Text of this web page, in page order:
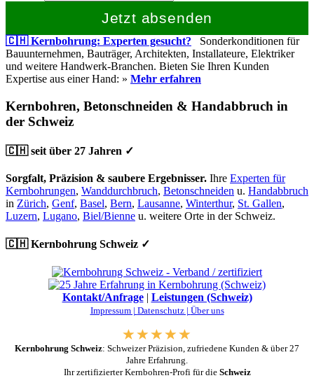
Jetzt absenden
🇨🇭 Kernbohrung: Experten gesucht? Sonderkonditionen für
Bauunternehmen, Bauträger, Architekten, Installateure, Elektriker
und weitere Handwerk-Branchen. Bieten Sie Ihren Kunden
Expertise aus einer Hand: » Mehr erfahren
Kernbohren, Betonschneiden & Handabbruch in
der Schweiz
🇨🇭 seit über 27 Jahren ✓
Sorgfalt, Präzision & saubere Ergebnisser. Ihre Experten für
Kernbohrungen, Wanddurchbruch, Betonschneiden u. Handabbruch
in Zürich, Genf, Basel, Bern, Lausanne, Winterthur, St. Gallen,
Luzern, Lugano, Biel/Bienne u. weitere Orte in der Schweiz.
🇨🇭 Kernbohrung Schweiz ✓
Kontakt/Anfrage| Leistungen (Schweiz)
Impressum | Datenschutz | Über uns
Kernbohrung Schweiz: Schweizer Präzision, zufriedene Kunden & über 27
Jahre Erfahrung.
Ihr zertifizierter Kernbohren-Profi für die Schweiz